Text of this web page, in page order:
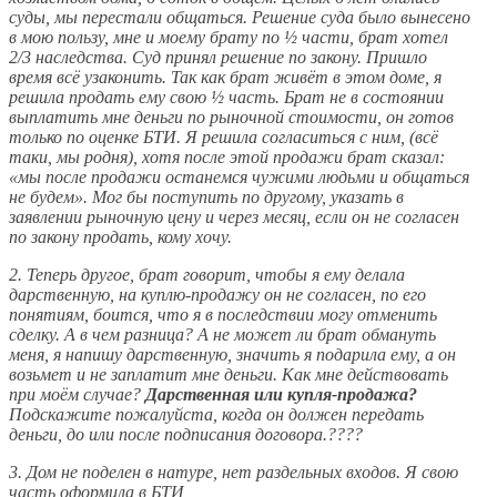
суды, мы перестали общаться. Решение суда было вынесено
в мою пользу, мне и моему брату по ½ части, брат хотел
2/3 наследства. Суд принял решение по закону. Пришло
время всё узаконить. Так как брат живёт в этом доме, я
решила продать ему свою ½ часть. Брат не в состоянии
выплатить мне деньги по рыночной стоимости, он готов
только по оценке БТИ. Я решила согласиться с ним, (всё
таки, мы родня), хотя после этой продажи брат сказал:
«мы после продажи останемся чужими людьми и общаться
не будем». Мог бы поступить по другому, указать в
заявлении рыночную цену и через месяц, если он не согласен
по закону продать, кому хочу.
2. Теперь другое, брат говорит, чтобы я ему делала
дарственную, на куплю-продажу он не согласен, по его
понятиям, боится, что я в последствии могу отменить
сделку. А в чем разница? А не может ли брат обмануть
меня, я напишу дарственную, значить я подарила ему, а он
возьмет и не заплатит мне деньги. Как мне действовать
при моём случае? Дарственная или купля-продажа?
Подскажите пожалуйста, когда он должен передать
деньги, до или после подписания договора.????
3. Дом не поделен в натуре, нет раздельных входов. Я свою
часть оформила в БТИ